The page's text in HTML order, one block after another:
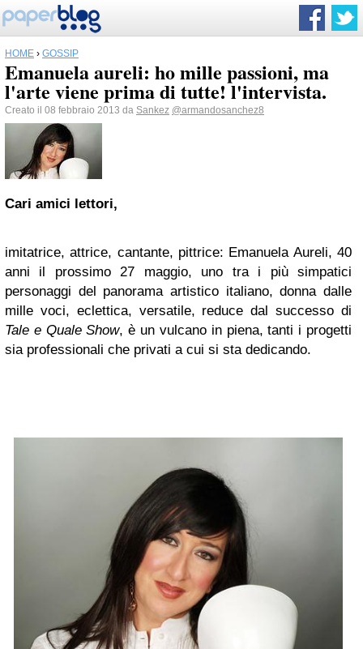
HOME › GOSSIP
Emanuela aureli: ho mille passioni, ma
l'arte viene prima di tutte! l'intervista.
Creato il 08 febbraio 2013 da Sankez @armandosanchez8
Cari amici lettori,
imitatrice, attrice, cantante, pittrice: Emanuela Aureli, 40
anni il prossimo 27 maggio, uno tra i più simpatici
personaggi del panorama artistico italiano, donna dalle
mille voci, eclettica, versatile, reduce dal successo di
Tale e Quale Show, è un vulcano in piena, tanti i progetti
sia professionali che privati a cui si sta dedicando.